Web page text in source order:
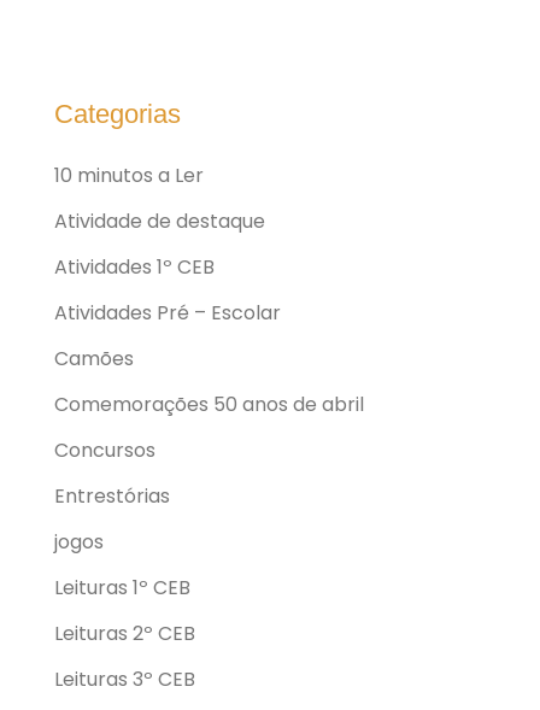
Categorias
10 minutos a Ler
Atividade de destaque
Atividades 1º CEB
Atividades Pré – Escolar
Camões
Comemorações 50 anos de abril
Concursos
Entrestórias
jogos
Leituras 1º CEB
Leituras 2º CEB
Leituras 3º CEB